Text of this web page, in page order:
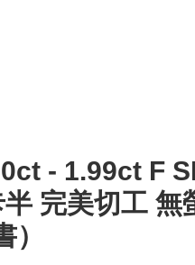
- 1.99ct F
半 完美切工 無
）